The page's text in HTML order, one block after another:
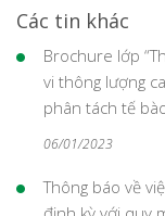
Các tin khác
Brochure lớp
vi thông lượng
phân tách tế
06/01/2023
Thông báo về